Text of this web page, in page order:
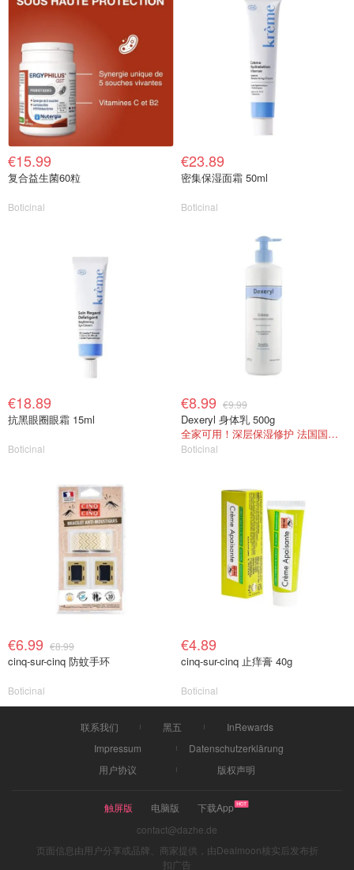
€15.99
复合益生菌60粒
Boticinal
€23.89
密集保湿面霜 50ml
Boticinal
€18.89
抗黑眼圈眼霜 15ml
Boticinal
€8.99 €9.99
Dexeryl 身体乳 500g
全家可用！深层保湿修护 法国国民身体乳！
Boticinal
€6.99 €8.99
cinq-sur-cinq 防蚊手环
Boticinal
€4.89
cinq-sur-cinq 止痒膏 40g
Boticinal
联系我们 黑五
InRewards
Impressum
Datenschutzerklärung
用户协议
版权声明
触屏版 电脑版
下载App
contact@dazhe.de
页面信息由用户分享或品牌、商家提供，由Dealmoon核实后发布折
扣广告